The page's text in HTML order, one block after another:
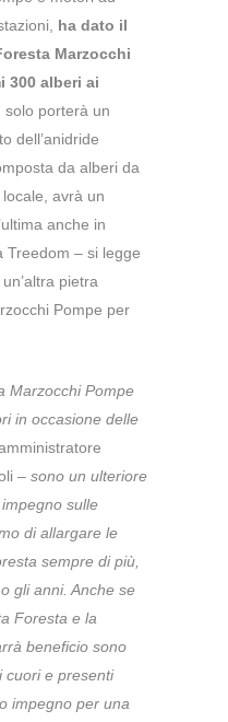
ha dato il
Marzocchi
300 alberi ai
solo porterà un
dell’anidride
da alberi da
avrà un
anche in
Treedom – si legge
pietra
Pompe per
Marzocchi Pompe
in occasione delle
– sono un ulteriore
sulle
di allargare le
sempre di più,
gli anni. Anche se
Foresta e la
beneficio sono
cuori e presenti
impegno per una